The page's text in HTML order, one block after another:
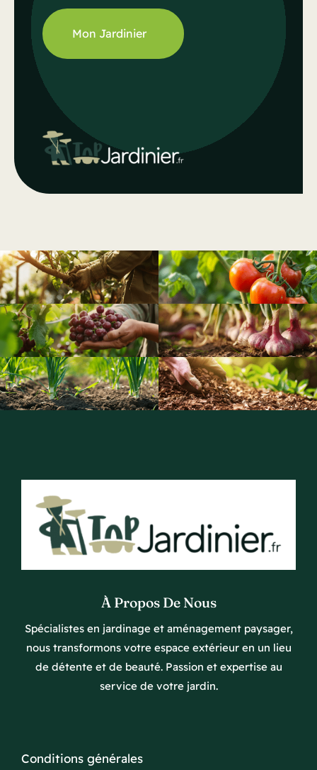
Mon Jardinier
À Propos De Nous
Spécialistes en jardinage et aménagement paysager,
nous transformons votre espace extérieur en un lieu
de détente et de beauté. Passion et expertise au
service de votre jardin.
Conditions générales